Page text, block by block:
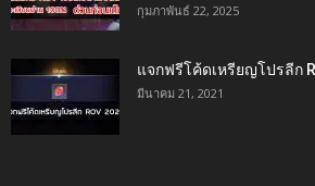
กุมภาพันธ์ 22, 2025
แจกฟรีโค้ดเหรียญโปรลีก
มีนาคม 21, 2021